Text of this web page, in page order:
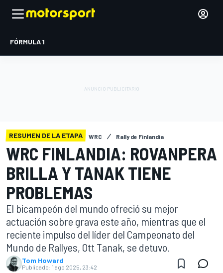
FÓRMULA 1
RESUMEN DE LA ETAPA WRC Rally de Finlandia
WRC FINLANDIA: ROVANPERA
BRILLA Y TANAK TIENE
PROBLEMAS
El bicampeón del mundo ofreció su mejor
actuación sobre grava este año, mientras que el
reciente impulso del líder del Campeonato del
Mundo de Rallyes, Ott Tanak, se detuvo.
Tom Howard
Publicado: 1 ago 2025, 23:42